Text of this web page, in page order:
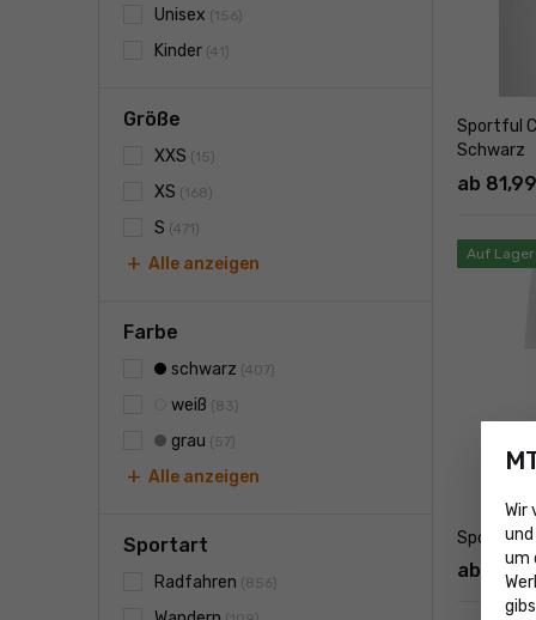
Unisex (156)
Kinder (41)
Größe
XXS (15)
XS (168)
S (471)
add Alle anzeigen
Farbe
schwarz (407)
weiß (83)
grau (57)
add Alle anzeigen
Sportart
Radfahren (856)
Sportful
Schwarz
ab 81,99
Auf
Sportful
ab
Wir
um